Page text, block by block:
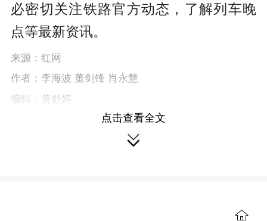
必密切关注铁路官方动态，了解列车晚
点等最新资讯。
来源：红网
作者：李海波 董剑锋 肖永慧
编辑：黄舒婷
点击查看全文
